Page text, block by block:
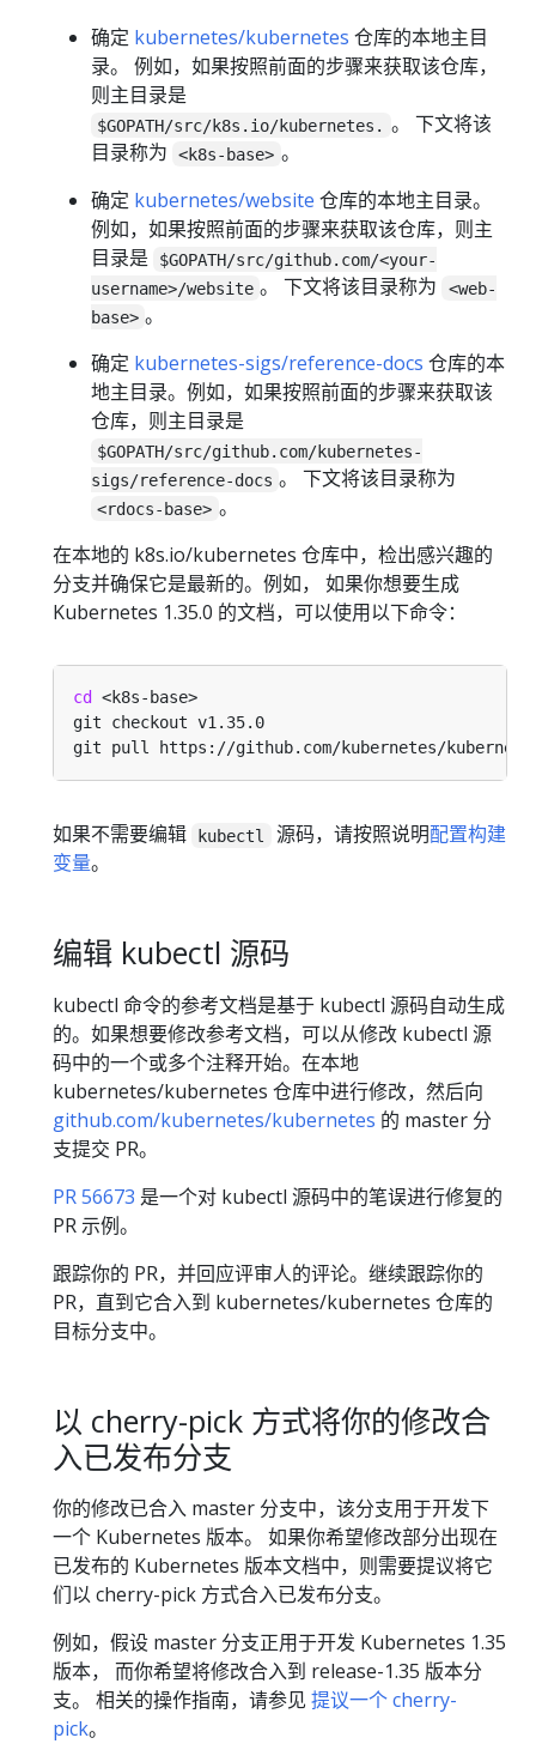
确定 kubernetes/kubernetes 仓库的本地主目
录。 例如，如果按照前面的步骤来获取该仓库，
则主目录是
$GOPATH/src/k8s.io/kubernetes. 。 下文将该
目录称为
<k8s-base> 。
确定 kubernetes/website 仓库的本地主目录。
例如，如果按照前面的步骤来获取该仓库，则主
目录是
$GOPATH/src/github.com/<your-
username>/website 。 下文将该目录称为
<web-
base> 。
确定 kubernetes-sigs/reference-docs 仓库的本
地主目录。例如，如果按照前面的步骤来获取该
仓库，则主目录是
$GOPATH/src/github.com/kubernetes-
sigs/reference-docs 。 下文将该目录称为
<rdocs-base> 。
在本地的 k8s.io/kubernetes 仓库中，检出感兴趣的
分支并确保它是最新的。例如， 如果你想要生成
Kubernetes 1.35.0 的文档，可以使用以下命令：
cd
如果不需要编辑 kubectl 源码，请按照说明配置构建
变量。
编辑 kubectl 源码
kubectl 命令的参考文档是基于 kubectl 源码自动生成
的。如果想要修改参考文档，可以从修改 kubectl 源
码中的一个或多个注释开始。在本地
kubernetes/kubernetes 仓库中进行修改，然后向
github.com/kubernetes/kubernetes 的 master 分
支提交 PR。
PR 56673 是一个对 kubectl 源码中的笔误进行修复的
PR 示例。
跟踪你的 PR，并回应评审人的评论。继续跟踪你的
PR，直到它合入到 kubernetes/kubernetes 仓库的
目标分支中。
以 cherry-pick 方式将你的修改合
入已发布分支
你的修改已合入 master 分支中，该分支用于开发下
一个 Kubernetes 版本。 如果你希望修改部分出现在
已发布的 Kubernetes 版本文档中，则需要提议将它
们以 cherry-pick 方式合入已发布分支。
例如，假设 master 分支正用于开发 Kubernetes 1.35
版本， 而你希望将修改合入到 release-1.35 版本分
支。 相关的操作指南，请参见 提议一个 cherry-
pick。